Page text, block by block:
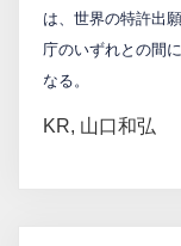
日本語
は、世界の特許出
庁のいずれとの間
なる。
KR, 山口和弘